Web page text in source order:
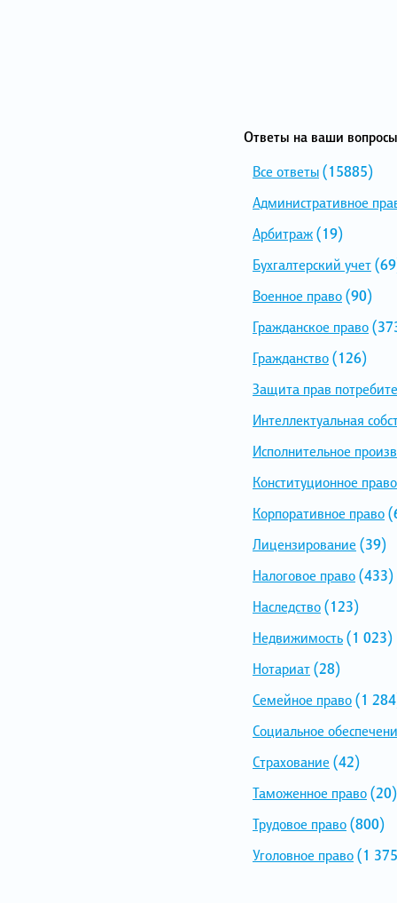
Ответы на ваши
Все ответы(15885)
Административное
Арбитраж(19)
Бухгалтерский учет
Военное право(90)
Гражданское право
Гражданство(126)
Защита прав
Интеллектуальная
Исполнительное
Конституционное право
Корпоративное право
Лицензирование (39)
Налоговое право(433)
Наследство(123)
Недвижимость(1 023)
Нотариат(28)
Семейное право(1
Социальное
Страхование (42)
Таможенное право(20)
Трудовое право(800)
Уголовное право(1